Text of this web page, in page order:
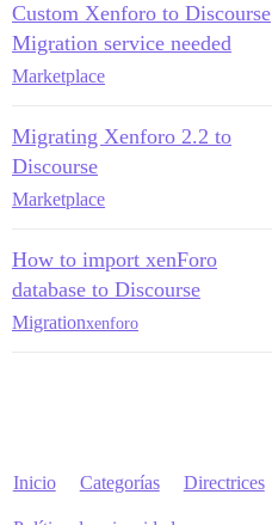
Custom Xenforo to Discourse
Migration service needed
Marketplace
Migrating Xenforo 2.2 to
Discourse
Marketplace
How to import xenForo
database to Discourse
Migrationxenforo
Inicio Categorías Directrices